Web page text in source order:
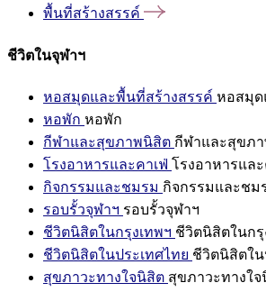
พื้นที่สร้างสรรค์
ชีวิตในจุฬาฯ
หอสมุดและพื้นที่สร้างสรรค์ หอสมุด
หอพัก หอพัก
กีฬาและสุขภาพนิสิต กีฬาและสุขภ
โรงอาหารและคาเฟ่ โรงอาหารและ
กิจกรรมและชมรม กิจกรรมและชม
รอบรั้วจุฬาฯ รอบรั้วจุฬาฯ
ชีวิตนิสิตในกรุงเทพฯ ชีวิตนิสิตในกรุ
ชีวิตนิสิตในประเทศไทย ชีวิตนิสิตใน
สุขภาวะทางใจนิสิต สุขภาวะทางใ